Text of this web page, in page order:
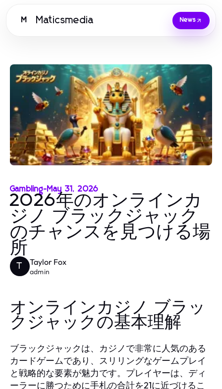
M Maticsmedia News
Gambling-May 31, 2026
2026年のオンラインカ
ジノ ブラックジャック
のチャンスを見つける場
所
T Taylor Fox
admin
オンラインカジノ ブラッ
クジャックの基本理解
ブラックジャックは、カジノで非常に人気のある
カードゲームであり、スリリングなゲームプレイ
と戦略的な要素が魅力です。プレイヤーは、ディ
ーラーに勝つために手札の合計を21に近づけるこ